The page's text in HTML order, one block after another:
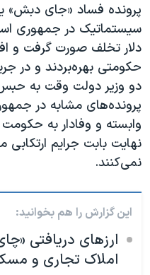
پرونده فساد «جای دبش»
سیستماتیک در جمهوری
دلار تخلف صورت گرفت و
حکومتی بهره‌بردند و در
دو وزیر دولت وقت به
پرونده‌های مشابه در
وابسته و وفادار به
نهایت بابت جرایم
نمی‌کنند.
این گزارش را هم بخوانید:
ارزهای دریافتی
املاک تجاری و